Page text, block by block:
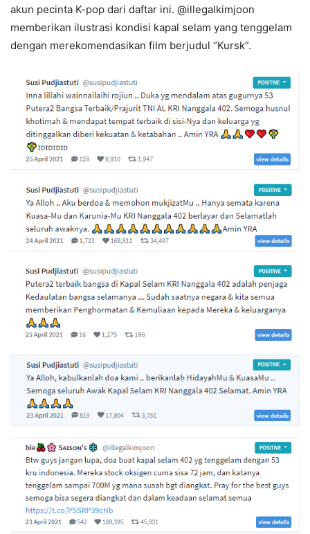
akun pecinta K-pop dari daftar ini. @illegalkimjoon
memberikan ilustrasi kondisi kapal selam yang tenggelam
dengan merekomendasikan film berjudul “Kursk”.